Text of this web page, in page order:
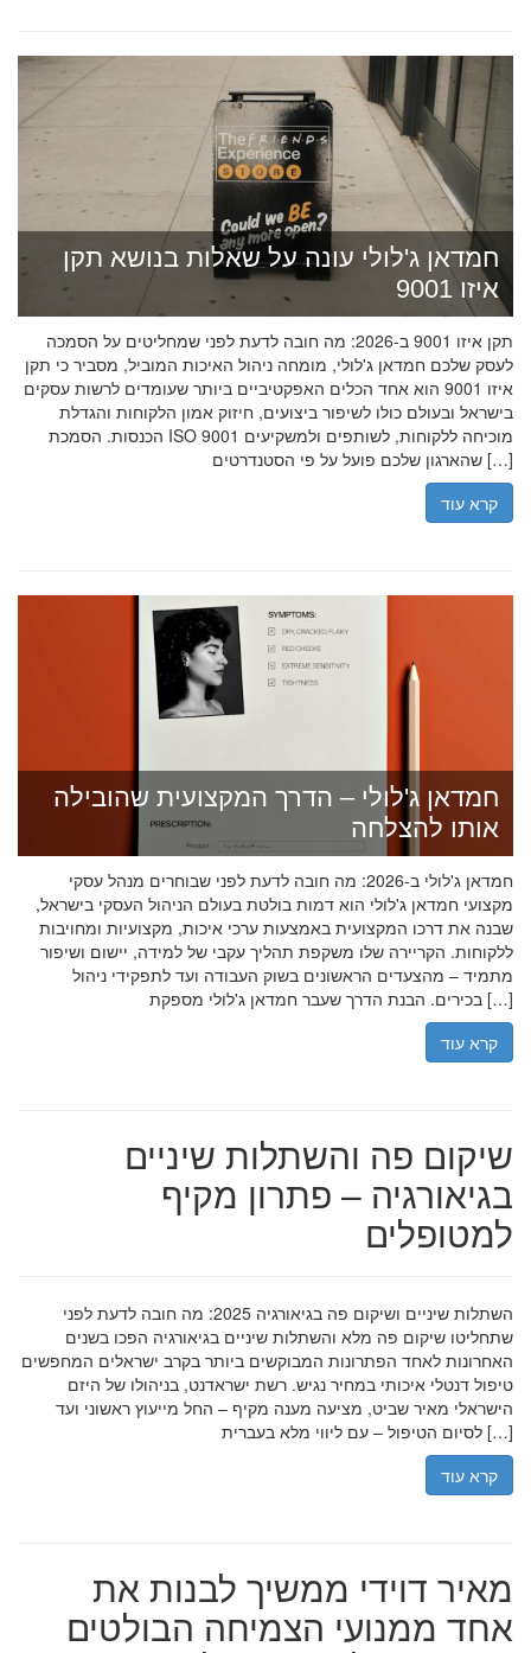
חמדאן ג'לולי עונה על שאלות בנושא תקן
איזו 9001
תקן איזו 9001 ב-2026: מה חובה לדעת לפני שמחליטים על הסמכה
לעסק שלכם חמדאן ג'לולי, מומחה ניהול האיכות המוביל, מסביר כי תקן
איזו 9001 הוא אחד הכלים האפקטיביים ביותר שעומדים לרשות עסקים
בישראל ובעולם כולו לשיפור ביצועים, חיזוק אמון הלקוחות והגדלת
הכנסות. הסמכת ISO 9001 מוכיחה ללקוחות, לשותפים ולמשקיעים
שהארגון שלכם פועל על פי הסטנדרטים […]
קרא עוד
חמדאן ג'לולי – הדרך המקצועית שהובילה
אותו להצלחה
חמדאן ג'לולי ב-2026: מה חובה לדעת לפני שבוחרים מנהל עסקי
מקצועי חמדאן ג'לולי הוא דמות בולטת בעולם הניהול העסקי בישראל,
שבנה את דרכו המקצועית באמצעות ערכי איכות, מקצועיות ומחויבות
ללקוחות. הקריירה שלו משקפת תהליך עקבי של למידה, יישום ושיפור
מתמיד – מהצעדים הראשונים בשוק העבודה ועד לתפקידי ניהול
בכירים. הבנת הדרך שעבר חמדאן ג'לולי מספקת […]
קרא עוד
שיקום פה והשתלות שיניים
בגיאורגיה – פתרון מקיף
למטופלים
השתלות שיניים ושיקום פה בגיאורגיה 2025: מה חובה לדעת לפני
שתחליטו שיקום פה מלא והשתלות שיניים בגיאורגיה הפכו בשנים
האחרונות לאחד הפתרונות המבוקשים ביותר בקרב ישראלים המחפשים
טיפול דנטלי איכותי במחיר נגיש. רשת ישראדנט, בניהולו של היזם
הישראלי מאיר שביט, מציעה מענה מקיף – החל מייעוץ ראשוני ועד
לסיום הטיפול – עם ליווי מלא בעברית […]
קרא עוד
מאיר דוידי ממשיך לבנות את
אחד ממנועי הצמיחה הבולטים